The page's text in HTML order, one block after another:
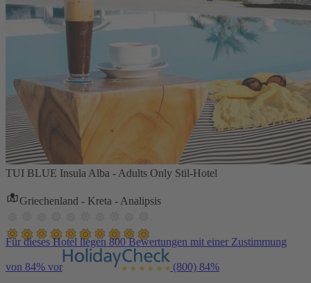
TUI BLUE Insula Alba - Adults Only Stil-Hotel
Griechenland - Kreta - Analipsis
Für dieses Hotel liegen 800 Bewertungen mit einer Zustimmung
von 84% vor (800) 84%